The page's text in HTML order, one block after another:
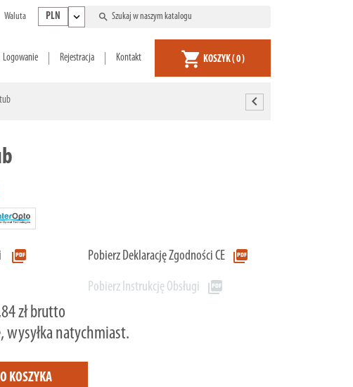
Waluta PLN expand_more search
Logowanie Rejestracja Kontakt shopping_cart KOSZYK( 0 )
chevron_left
picture_as_pdf Pobierz Deklarację Zgodności CE
picture_as_pdf
Pobierz Instrukcję Obsługi picture_as_pdf
zł brutto
wysyłka natychmiast.
KOSZYKA